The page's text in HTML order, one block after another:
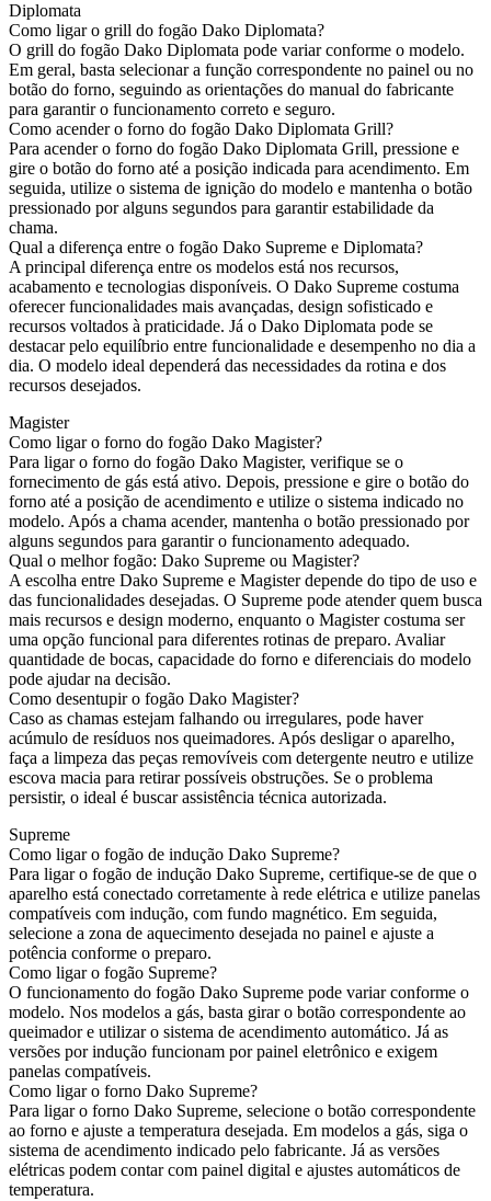
Diplomata
Como ligar o grill do fogão Dako Diplomata?
O grill do fogão Dako Diplomata pode variar conforme o modelo.
Em geral, basta selecionar a função correspondente no painel ou no
botão do forno, seguindo as orientações do manual do fabricante
para garantir o funcionamento correto e seguro.
Como acender o forno do fogão Dako Diplomata Grill?
Para acender o forno do fogão Dako Diplomata Grill, pressione e
gire o botão do forno até a posição indicada para acendimento. Em
seguida, utilize o sistema de ignição do modelo e mantenha o botão
pressionado por alguns segundos para garantir estabilidade da
chama.
Qual a diferença entre o fogão Dako Supreme e Diplomata?
A principal diferença entre os modelos está nos recursos,
acabamento e tecnologias disponíveis. O Dako Supreme costuma
oferecer funcionalidades mais avançadas, design sofisticado e
recursos voltados à praticidade. Já o Dako Diplomata pode se
destacar pelo equilíbrio entre funcionalidade e desempenho no dia a
dia. O modelo ideal dependerá das necessidades da rotina e dos
recursos desejados.
Magister
Como ligar o forno do fogão Dako Magister?
Para ligar o forno do fogão Dako Magister, verifique se o
fornecimento de gás está ativo. Depois, pressione e gire o botão do
forno até a posição de acendimento e utilize o sistema indicado no
modelo. Após a chama acender, mantenha o botão pressionado por
alguns segundos para garantir o funcionamento adequado.
Qual o melhor fogão: Dako Supreme ou Magister?
A escolha entre Dako Supreme e Magister depende do tipo de uso e
das funcionalidades desejadas. O Supreme pode atender quem busca
mais recursos e design moderno, enquanto o Magister costuma ser
uma opção funcional para diferentes rotinas de preparo. Avaliar
quantidade de bocas, capacidade do forno e diferenciais do modelo
pode ajudar na decisão.
Como desentupir o fogão Dako Magister?
Caso as chamas estejam falhando ou irregulares, pode haver
acúmulo de resíduos nos queimadores. Após desligar o aparelho,
faça a limpeza das peças removíveis com detergente neutro e utilize
escova macia para retirar possíveis obstruções. Se o problema
persistir, o ideal é buscar assistência técnica autorizada.
Supreme
Como ligar o fogão de indução Dako Supreme?
Para ligar o fogão de indução Dako Supreme, certifique-se de que o
aparelho está conectado corretamente à rede elétrica e utilize panelas
compatíveis com indução, com fundo magnético. Em seguida,
selecione a zona de aquecimento desejada no painel e ajuste a
potência conforme o preparo.
Como ligar o fogão Supreme?
O funcionamento do fogão Dako Supreme pode variar conforme o
modelo. Nos modelos a gás, basta girar o botão correspondente ao
queimador e utilizar o sistema de acendimento automático. Já as
versões por indução funcionam por painel eletrônico e exigem
panelas compatíveis.
Como ligar o forno Dako Supreme?
Para ligar o forno Dako Supreme, selecione o botão correspondente
ao forno e ajuste a temperatura desejada. Em modelos a gás, siga o
sistema de acendimento indicado pelo fabricante. Já as versões
elétricas podem contar com painel digital e ajustes automáticos de
temperatura.